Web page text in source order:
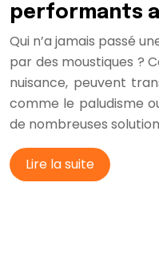
performants
Qui n’a jamais passé
par des moustiques ?
nuisance, peuvent
comme le paludisme
de nombreuses
Lire la suite